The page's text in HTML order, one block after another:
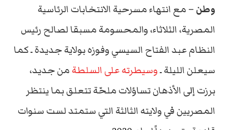
وطن – مع انتهاء مسرحية الانتخابات الرئاسية
المصرية، الثلاثاء، والمحسومة مسبقا لصالح رئيس
النظام عبد الفتاح السيسي وفوزه بولاية جديدة ـ كما
سيعلن الليلة ـوسيطرته على السلطةمن جديد،
برزت إلى الأذهان تساؤلات ملحّة تتعلق بما ينتظر
المصريين في ولايته الثالثة التي ستمتد لست سنوات